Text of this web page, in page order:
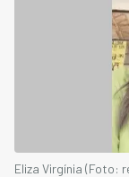
Eliza Virgínia (Foto: